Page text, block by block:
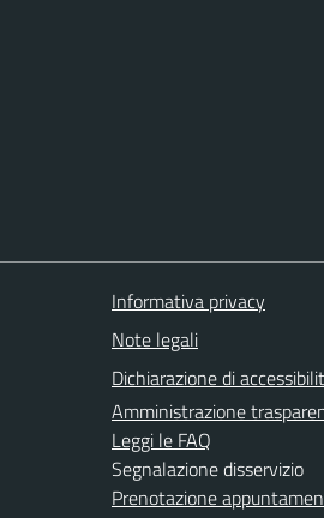
Informativa privacy
Note legali
Dichiarazione di
Amministrazione
Leggi le FAQ
Segnalazione disservizio
Prenotazione